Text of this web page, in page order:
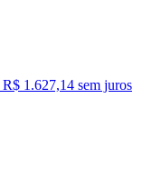
R$ 1.627,14 sem juros